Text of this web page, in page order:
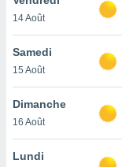
et
»,
au
vous
qu'ils
ou
14 Août
Samedi
15 Août
Dimanche
16 Août
Lundi